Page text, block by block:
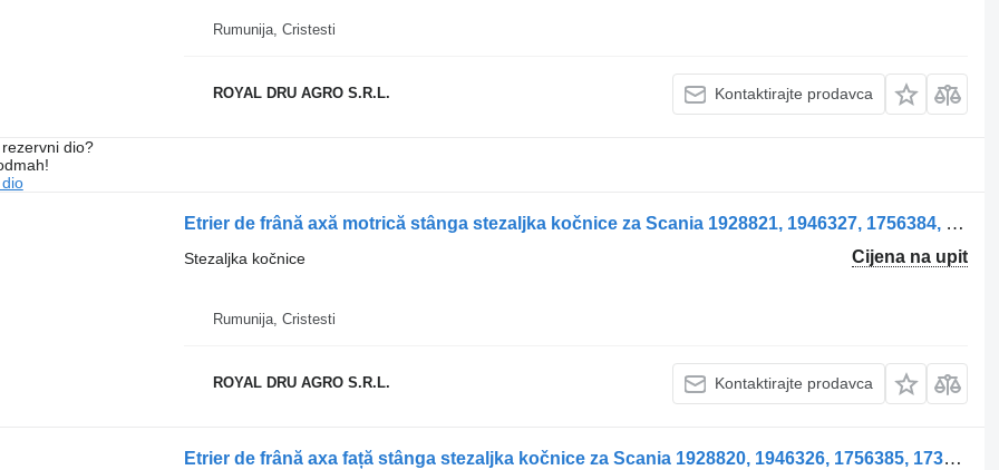
Rumunija, Cristesti
ROYAL DRU AGRO S.R.L. Kontaktirajte prodavca
dio?
Etrier de frână axă motrică stânga stezaljka kočnice za Scania 1928821, 1946327, 1756384, 1731226, 1746796, 1946306, 1903079 kamiona
Cijena na upit
Stezaljka kočnice
Rumunija, Cristesti
ROYAL DRU AGRO S.R.L. Kontaktirajte prodavca
Etrier de frână axa față stânga stezaljka kočnice za Scania 1928820, 1946326, 1756385, 1731227, 1746797, 1946307, 1928817 kamiona